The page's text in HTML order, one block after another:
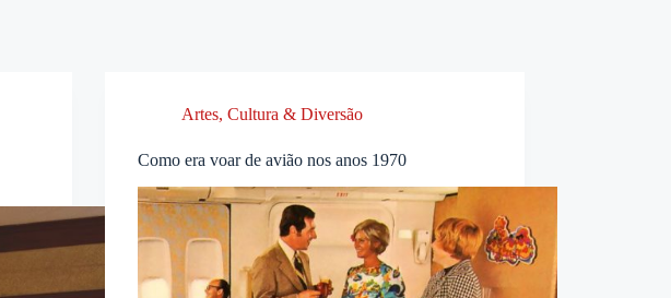
Artes, Cultura & Diversão
Como era voar de avião nos anos 1970